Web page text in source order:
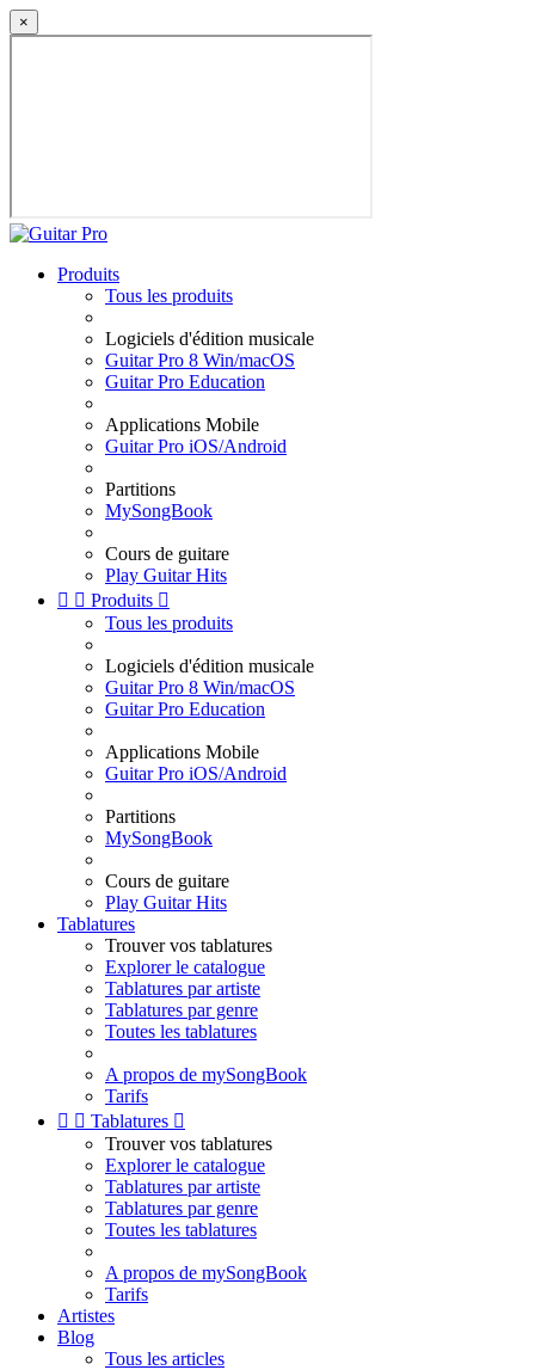
×
Produits
Tous les produits
Logiciels d'édition musicale
Guitar Pro 8 Win/macOS
Guitar Pro Education
Applications Mobile
Guitar Pro iOS/Android
Partitions
MySongBook
Cours de guitare
Play Guitar Hits
  Produits 
Tous les produits
Logiciels d'édition musicale
Guitar Pro 8 Win/macOS
Guitar Pro Education
Applications Mobile
Guitar Pro iOS/Android
Partitions
MySongBook
Cours de guitare
Play Guitar Hits
Tablatures
Trouver vos tablatures
Explorer le catalogue
Tablatures par artiste
Tablatures par genre
Toutes les tablatures
A propos de mySongBook
Tarifs
  Tablatures 
Trouver vos tablatures
Explorer le catalogue
Tablatures par artiste
Tablatures par genre
Toutes les tablatures
A propos de mySongBook
Tarifs
Artistes
Blog
Tous les articles